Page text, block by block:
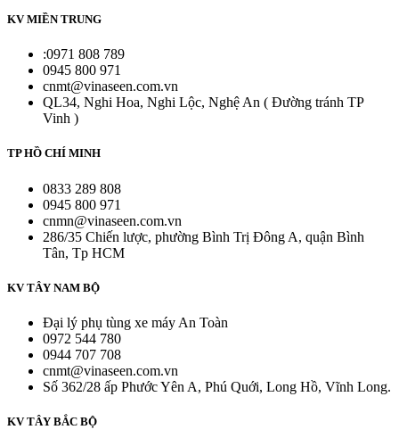
KV MIỀN TRUNG
:0971 808 789
0945 800 971
cnmt@vinaseen.com.vn
QL34, Nghi Hoa, Nghi Lộc, Nghệ An ( Đường tránh TP
Vinh )
TP HỒ CHÍ MINH
0833 289 808
0945 800 971
cnmn@vinaseen.com.vn
286/35 Chiến lược, phường Bình Trị Đông A, quận Bình
Tân, Tp HCM
KV TÂY NAM BỘ
Đại lý phụ tùng xe máy An Toàn
0972 544 780
0944 707 708
cnmt@vinaseen.com.vn
Số 362/28 ấp Phước Yên A, Phú Quới, Long Hồ, Vĩnh Long.
KV TÂY BẮC BỘ